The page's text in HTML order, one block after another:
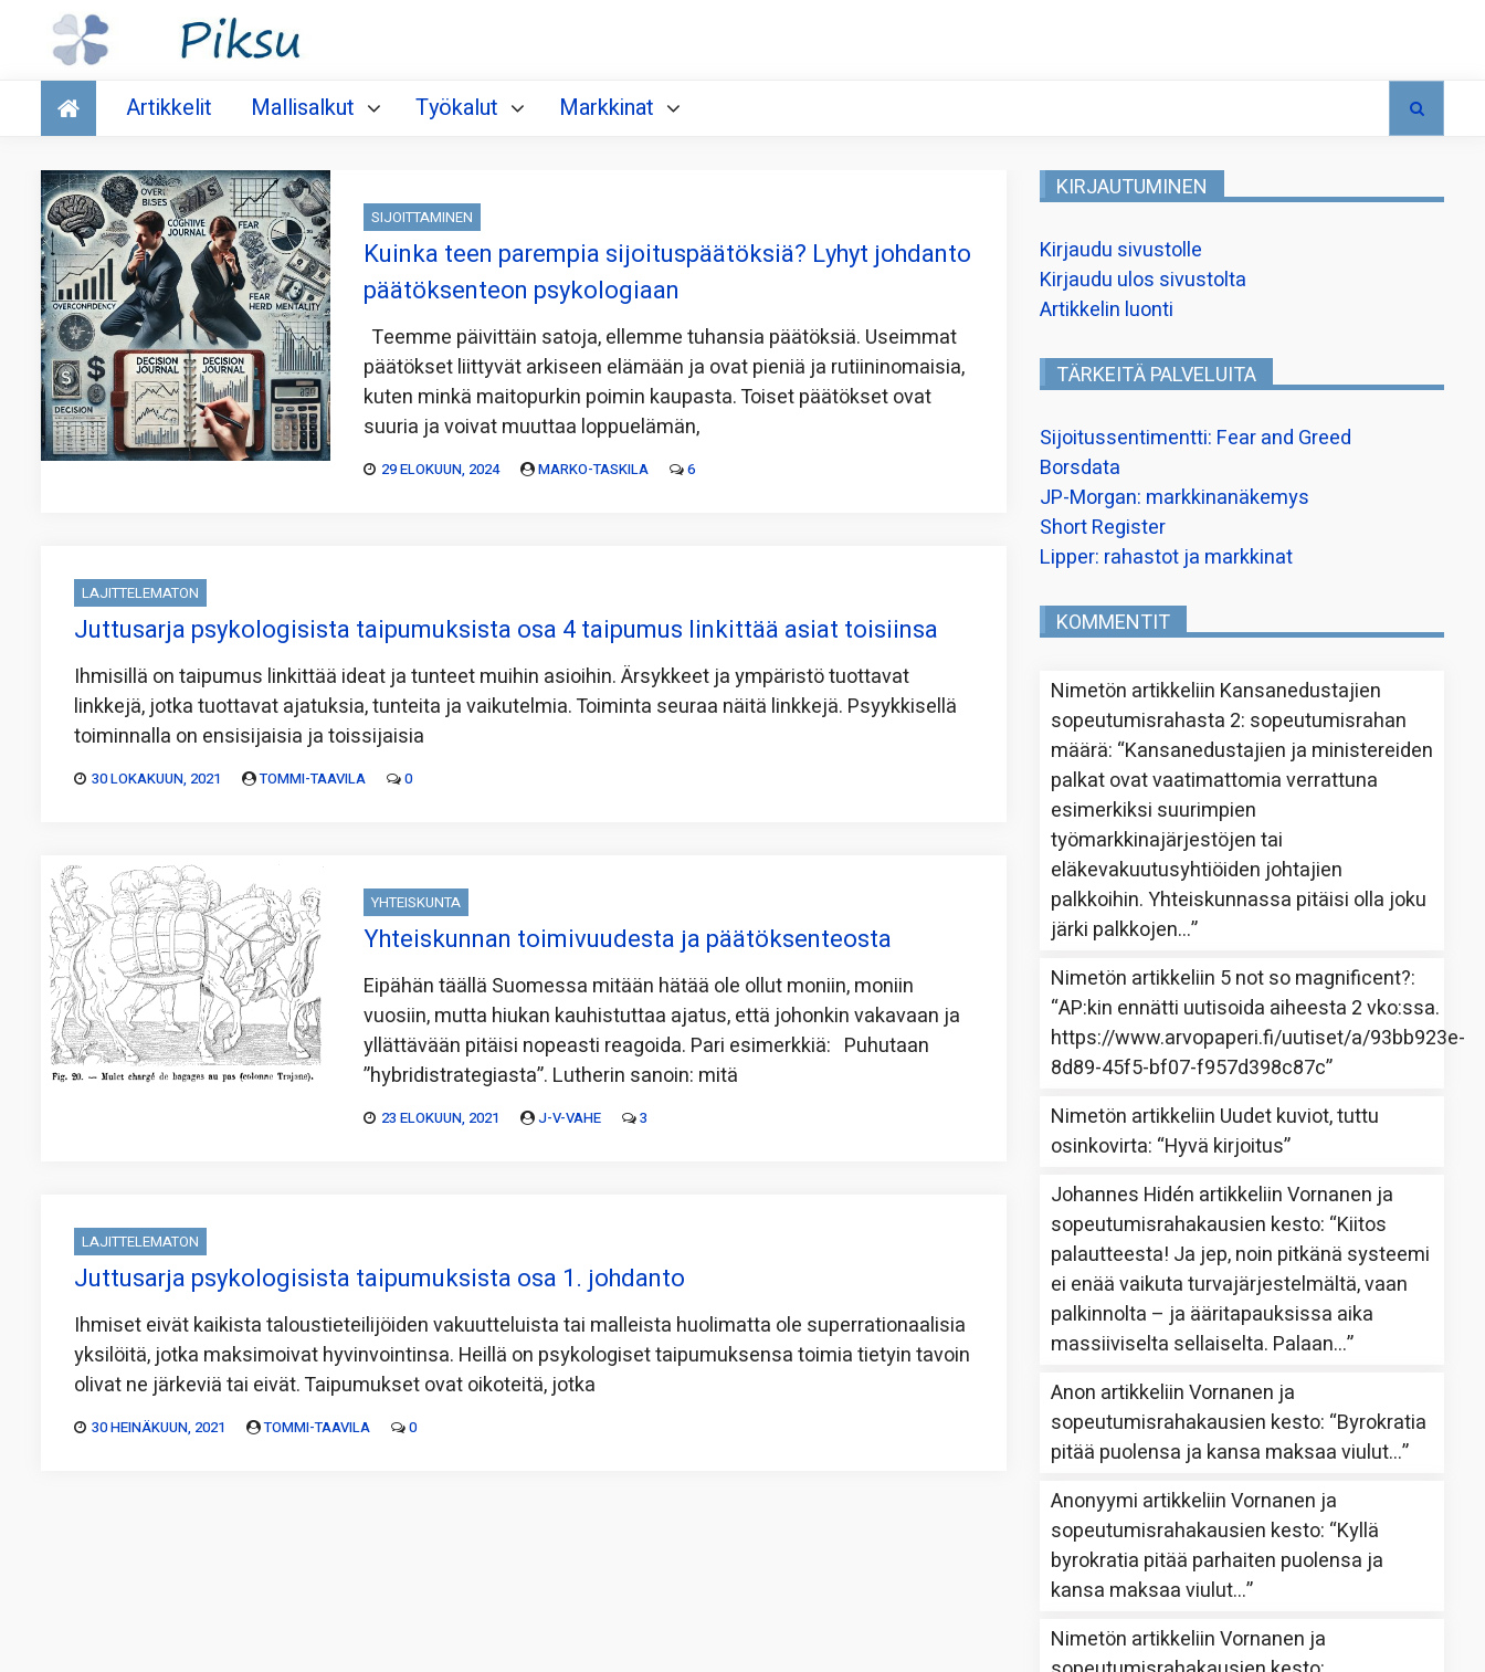
Talous
Artikkelit Mallisalkut Työkalut Markkinat
SIJOITTAMINEN
Kuinka teen parempia sijoituspäätöksiä? Lyhyt johdanto
päätöksenteon psykologiaan
Teemme päivittäin satoja, ellemme tuhansia päätöksiä. Useimmat
päätökset liittyvät arkiseen elämään ja ovat pieniä ja rutiininomaisia,
kuten minkä maitopurkin poimin kaupasta. Toiset päätökset ovat
suuria ja voivat muuttaa loppuelämän,
29 ELOKUUN, 2024 MARKO-TASKILA 6
LAJITTELEMATON
Juttusarja psykologisista taipumuksista osa 4 taipumus linkittää asiat toisiinsa
Ihmisillä on taipumus linkittää ideat ja tunteet muihin asioihin. Ärsykkeet ja ympäristö tuottavat
linkkejä, jotka tuottavat ajatuksia, tunteita ja vaikutelmia. Toiminta seuraa näitä linkkejä. Psyykkisellä
toiminnalla on ensisijaisia ja toissijaisia
30 LOKAKUUN, 2021 TOMMI-TAAVILA 0
YHTEISKUNTA
Yhteiskunnan toimivuudesta ja päätöksenteosta
Eipähän täällä Suomessa mitään hätää ole ollut moniin, moniin
vuosiin, mutta hiukan kauhistuttaa ajatus, että johonkin vakavaan ja
yllättävään pitäisi nopeasti reagoida. Pari esimerkkiä: Puhutaan
”hybridistrategiasta”. Lutherin sanoin: mitä
23 ELOKUUN, 2021 J-V-VAHE 3
LAJITTELEMATON
Juttusarja psykologisista taipumuksista osa 1. johdanto
Ihmiset eivät kaikista taloustieteilijöiden vakuutteluista tai malleista huolimatta ole superrationaalisia
yksilöitä, jotka maksimoivat hyvinvointinsa. Heillä on psykologiset taipumuksensa toimia tietyin tavoin
olivat ne järkeviä tai eivät. Taipumukset ovat oikoteitä, jotka
30 HEINÄKUUN, 2021 TOMMI-TAAVILA 0
KIRJAUTUMINEN
Kirjaudu sivustolle
Kirjaudu ulos sivustolta
Artikkelin luonti
TÄRKEITÄ PALVELUITA
Sijoitussentimentti: Fear and Greed
Borsdata
JP-Morgan: markkinanäkemys
Short Register
Lipper: rahastot ja markkinat
KOMMENTIT
Nimetön artikkeliin Kansanedustajien
sopeutumisrahasta 2: sopeutumisrahan
määrä: “Kansanedustajien ja ministereiden
palkat ovat vaatimattomia verrattuna
esimerkiksi suurimpien
työmarkkinajärjestöjen tai
eläkevakuutusyhtiöiden johtajien
palkkoihin. Yhteiskunnassa pitäisi olla joku
järki palkkojen…”
Nimetön artikkeliin 5 not so magnificent?:
“AP:kin ennätti uutisoida aiheesta 2 vko:ssa.
https://www.arvopaperi.fi/uutiset/a/93bb923e-
8d89-45f5-bf07-f957d398c87c”
Nimetön artikkeliin Uudet kuviot, tuttu
osinkovirta: “Hyvä kirjoitus”
Johannes Hidén artikkeliinVornanen ja
sopeutumisrahakausien kesto: “Kiitos
palautteesta! Ja jep, noin pitkänä systeemi
ei enää vaikuta turvajärjestelmältä, vaan
palkinnolta – ja ääritapauksissa aika
massiiviselta sellaiselta. Palaan…”
Anon artikkeliinVornanen ja
sopeutumisrahakausien kesto: “Byrokratia
pitää puolensa ja kansa maksaa viulut…”
Anonyymi artikkeliinVornanen ja
sopeutumisrahakausien kesto: “Kyllä
byrokratia pitää parhaiten puolensa ja
kansa maksaa viulut…”
Nimetön artikkeliinVornanen ja